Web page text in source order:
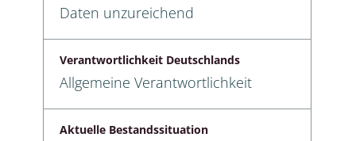
Daten unzureichend
Verantwortlichkeit Deutschlands
Allgemeine Verantwortlichkeit
Aktuelle Bestandssituation